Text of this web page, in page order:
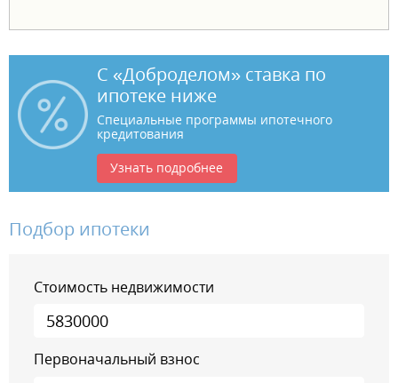
С «Доброделом» ставка по
ипотеке ниже
Специальные программы ипотечного
кредитования
Узнать подробнее
Подбор ипотеки
Стоимость недвижимости
Первоначальный взнос